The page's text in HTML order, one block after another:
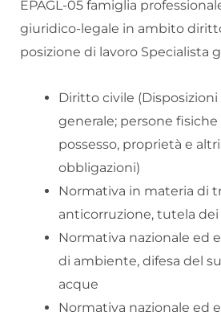
EPAGL-05 famiglia
giuridico-legale in ambito
posizione di lavoro Specialista
Diritto civile
generale; persone
possesso, proprietà e
obbligazioni)
Normativa in materia di
anticorruzione, tutela
Normativa nazionale ed
di ambiente, difesa del
acque
Normativa nazionale ed